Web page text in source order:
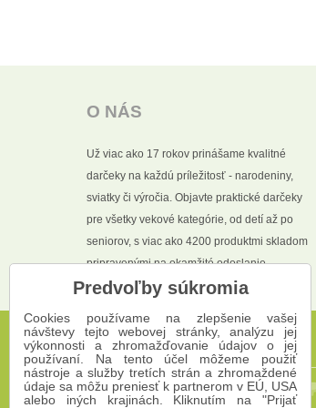
O NÁS
Už viac ako 17 rokov prinášame kvalitné
darčeky na každú príležitosť - narodeniny,
sviatky či výročia. Objavte praktické darčeky
pre všetky vekové kategórie, od detí až po
seniorov, s viac ako 4200 produktmi skladom
pripravenými na okamžité odoslanie.
Predvoľby súkromia
Cookies používame na zlepšenie vašej
návštevy tejto webovej stránky, analýzu jej
výkonnosti a zhromažďovanie údajov o jej
používaní. Na tento účel môžeme použiť
nástroje a služby tretích strán a zhromaždené
údaje sa môžu preniesť k partnerom v EÚ, USA
alebo iných krajinách. Kliknutím na "Prijať